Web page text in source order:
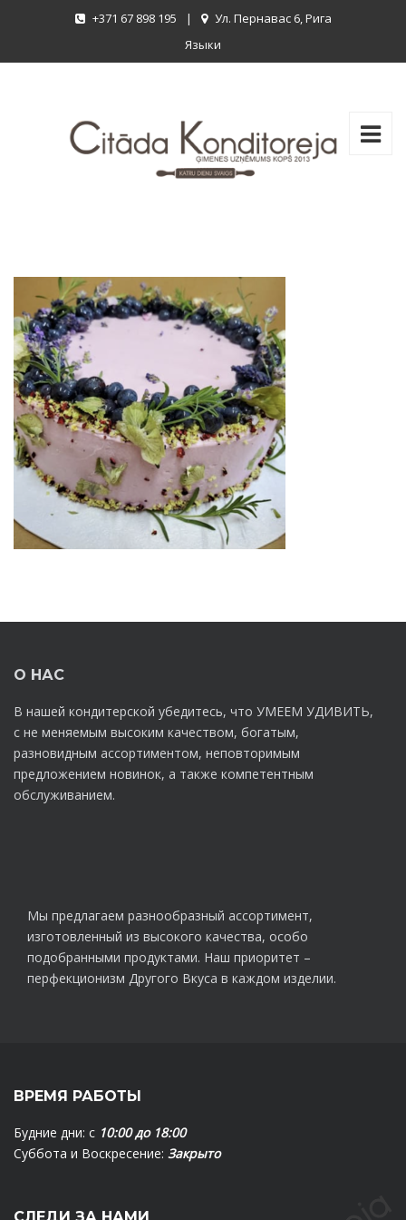
+371 67 898 195 |
Ул. Пернавас 6, Рига
Языки
О НАС
В нашей кондитерской убедитесь, что УМЕЕМ УДИВИТЬ,
с не меняемым высоким качеством, богатым,
разновидным ассортиментом, неповторимым
предложением новинок, а также компетентным
обслуживанием.
Мы предлагаем разнообразный ассортимент,
изготовленный из высокого качества, особо
подобранными продуктами. Наш приоритет –
перфекционизм Другого Вкуса в каждом изделии.
ВРЕМЯ РАБОТЫ
Будние дни: с 10:00 до 18:00
Суббота и Воскресение: Закрыто